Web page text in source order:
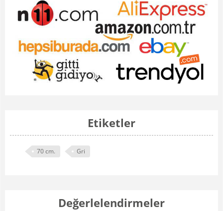
Etiketler
70 cm. Gri
Değerlelendirmeler